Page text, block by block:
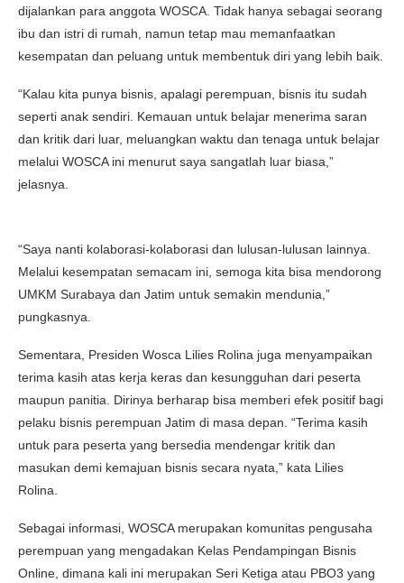
dijalankan para anggota WOSCA. Tidak hanya sebagai seorang
ibu dan istri di rumah, namun tetap mau memanfaatkan
kesempatan dan peluang untuk membentuk diri yang lebih baik.
“Kalau kita punya bisnis, apalagi perempuan, bisnis itu sudah
seperti anak sendiri. Kemauan untuk belajar menerima saran
dan kritik dari luar, meluangkan waktu dan tenaga untuk belajar
melalui WOSCA ini menurut saya sangatlah luar biasa,”
jelasnya.
“Saya nanti kolaborasi-kolaborasi dan lulusan-lulusan lainnya.
Melalui kesempatan semacam ini, semoga kita bisa mendorong
UMKM Surabaya dan Jatim untuk semakin mendunia,”
pungkasnya.
Sementara, Presiden Wosca Lilies Rolina juga menyampaikan
terima kasih atas kerja keras dan kesungguhan dari peserta
maupun panitia. Dirinya berharap bisa memberi efek positif bagi
pelaku bisnis perempuan Jatim di masa depan. “Terima kasih
untuk para peserta yang bersedia mendengar kritik dan
masukan demi kemajuan bisnis secara nyata,” kata Lilies
Rolina.
Sebagai informasi, WOSCA merupakan komunitas pengusaha
perempuan yang mengadakan Kelas Pendampingan Bisnis
Online, dimana kali ini merupakan Seri Ketiga atau PBO3 yang